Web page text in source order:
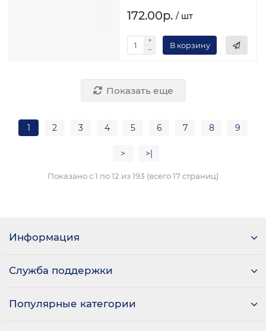
172.00р. / шт
В корзину
Показать еще
1 2 3 4 5 6 7 8 9
> >|
Показано с 1 по 12 из 193 (всего 17 страниц)
Информация
Служба поддержки
Популярные категории